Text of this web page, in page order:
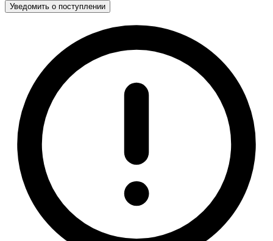
Уведомить о поступлении